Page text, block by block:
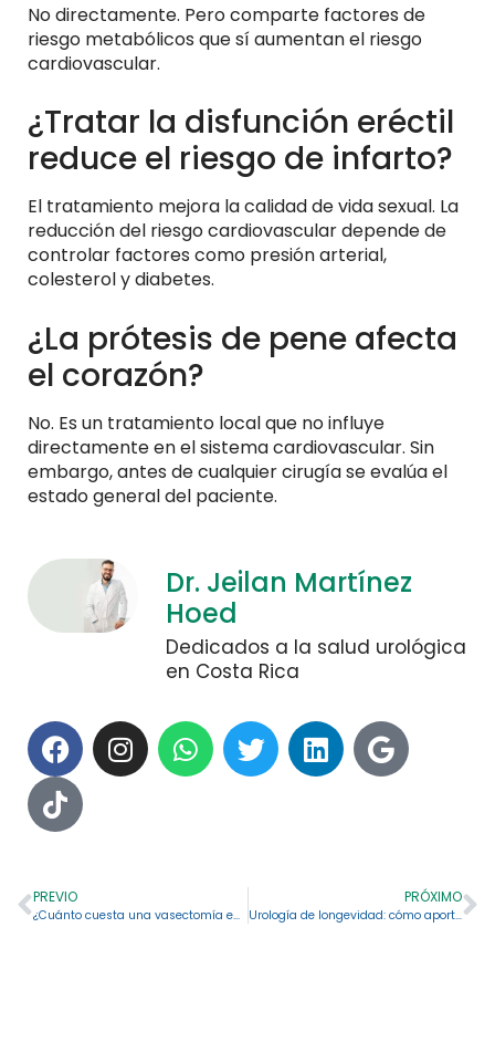
No directamente. Pero comparte factores de
riesgo metabólicos que sí aumentan el riesgo
cardiovascular.
¿Tratar la disfunción eréctil
reduce el riesgo de infarto?
El tratamiento mejora la calidad de vida sexual. La
reducción del riesgo cardiovascular depende de
controlar factores como presión arterial,
colesterol y diabetes.
¿La prótesis de pene afecta
el corazón?
No. Es un tratamiento local que no influye
directamente en el sistema cardiovascular. Sin
embargo, antes de cualquier cirugía se evalúa el
estado general del paciente.
Dr. Jeilan Martínez
Hoed
Dedicados a la salud urológica
en Costa Rica
PREVIO
¿Cuánto cuesta una vasectomía en Costa Rica?
PRÓXIMO
Urología de longevidad: cómo aporta a su salud a largo plazo